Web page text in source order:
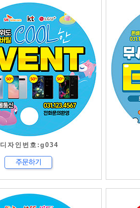
디자인번호:g034